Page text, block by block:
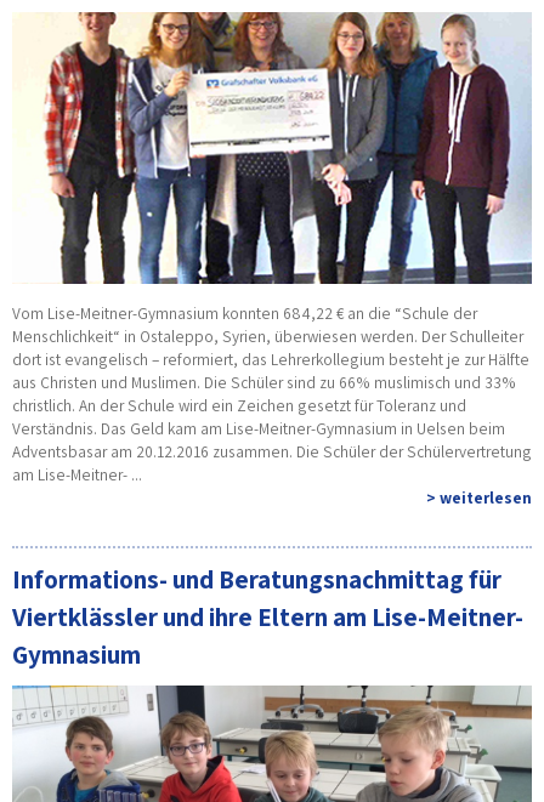
Vom Lise-Meitner-Gymnasium konnten 684,22 € an die “Schule der
Menschlichkeit“ in Ostaleppo, Syrien, überwiesen werden. Der Schulleiter
dort ist evangelisch – reformiert, das Lehrerkollegium besteht je zur Hälfte
aus Christen und Muslimen. Die Schüler sind zu 66% muslimisch und 33%
christlich. An der Schule wird ein Zeichen gesetzt für Toleranz und
Verständnis. Das Geld kam am Lise-Meitner-Gymnasium in Uelsen beim
Adventsbasar am 20.12.2016 zusammen. Die Schüler der Schülervertretung
am Lise-Meitner- ...
> weiterlesen
Informations- und Beratungsnachmittag für
Viertklässler und ihre Eltern am Lise-Meitner-
Gymnasium